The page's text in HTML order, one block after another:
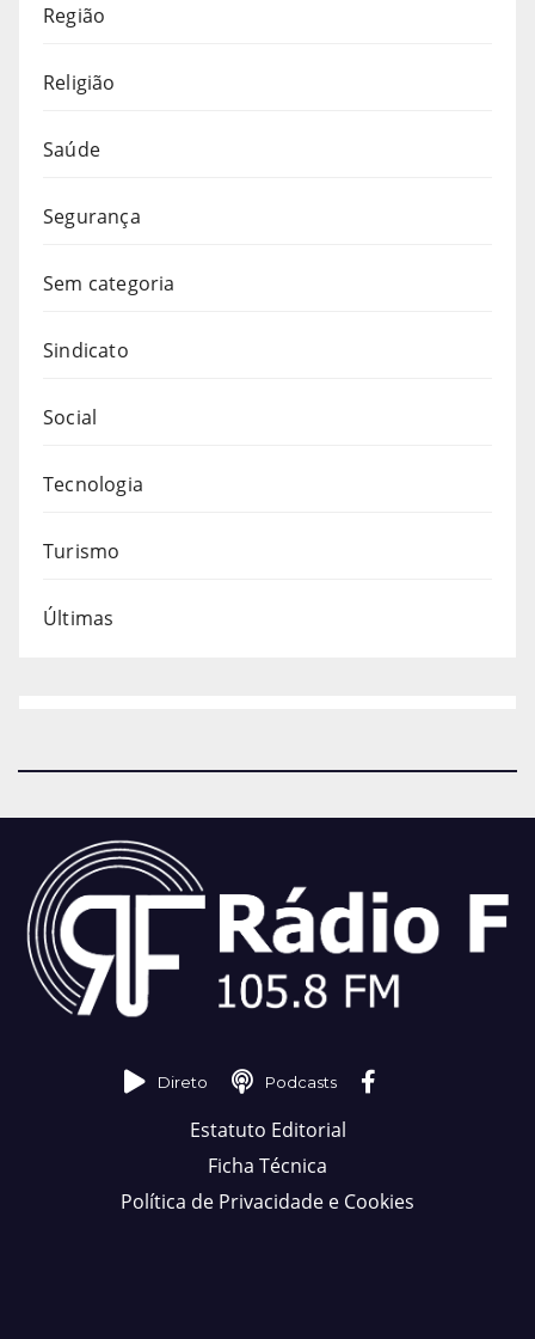
Região
Religião
Saúde
Segurança
Sem categoria
Sindicato
Social
Tecnologia
Turismo
Últimas
Direto Podcasts
Estatuto Editorial
Ficha Técnica
Política de Privacidade e Cookies